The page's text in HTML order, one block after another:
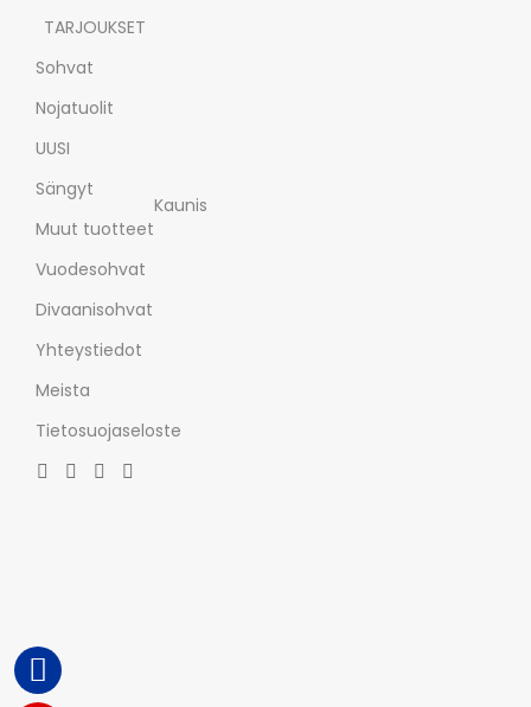
TARJOUKSET
Sohvat
Nojatuolit
UUSI
Sängyt
Muut tuotteet
Kaunis
Vuodesohvat
Divaanisohvat
Yhteystiedot
Meista
Tietosuojaseloste